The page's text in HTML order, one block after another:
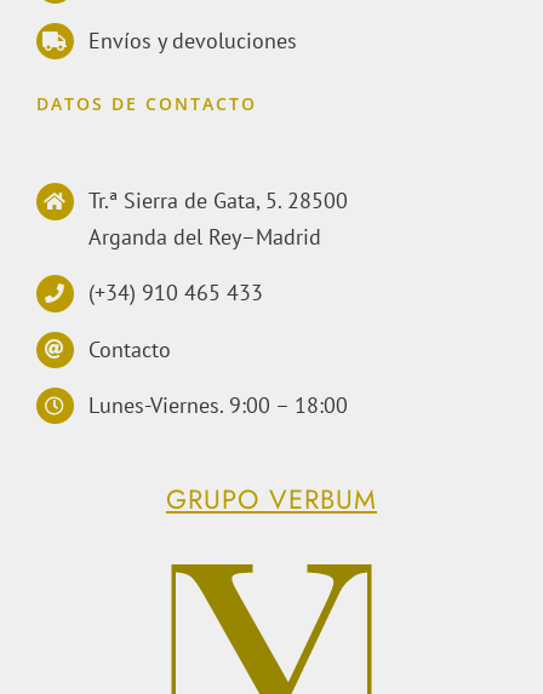
Envíos y devoluciones
DATOS DE CONTACTO
Tr.ª Sierra de Gata, 5. 28500
Arganda del Rey–Madrid
(+34) 910 465 433
Contacto
Lunes-Viernes. 9:00 – 18:00
GRUPO VERBUM